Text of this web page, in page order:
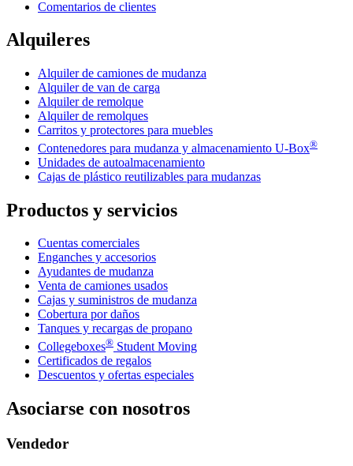
Comentarios de clientes
Alquileres
Alquiler de camiones de mudanza
Alquiler de van de carga
Alquiler de remolque
Alquiler de remolques
Carritos y protectores para muebles
Contenedores para mudanza y almacenamiento U-Box®
Unidades de autoalmacenamiento
Cajas de plástico reutilizables para mudanzas
Productos y servicios
Cuentas comerciales
Enganches y accesorios
Ayudantes de mudanza
Venta de camiones usados
Cajas y suministros de mudanza
Cobertura por daños
Tanques y recargas de propano
Collegeboxes® Student Moving
Certificados de regalos
Descuentos y ofertas especiales
Asociarse con nosotros
Vendedor